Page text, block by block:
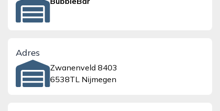
Adres
Zwanenveld 8403
6538TL Nijmegen